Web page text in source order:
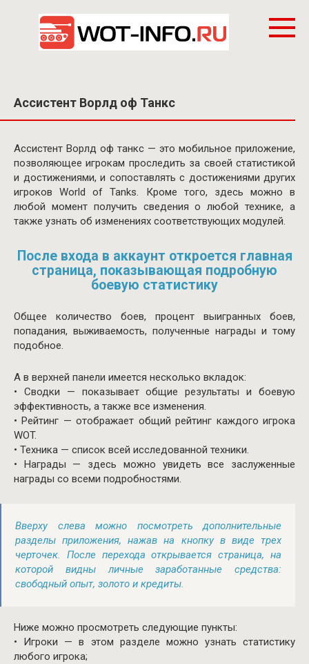
контенту
Ассистент Ворлд оф Танкс
Ассистент Ворлд оф танкс — это мобильное приложение,
позволяющее игрокам проследить за своей статистикой
и достижениями, и сопоставлять с достижениями других
игроков World of Tanks. Кроме того, здесь можно в
любой момент получить сведения о любой технике, а
также узнать об изменениях соответствующих модулей.
После входа в аккаунт откроется главная
страница, показывающая подробную
боевую статистику
Общее количество боев, процент выигранных боев,
попадания, выживаемость, полученные награды и тому
подобное.
А в верхней панели имеется несколько вкладок:
• Сводки — показывает общие результаты и боевую
эффективность, а также все изменения.
• Рейтинг — отображает общий рейтинг каждого игрока
WOT.
• Техника — список всей исследованной техники.
• Награды — здесь можно увидеть все заслуженные
награды со всеми подробностями.
Вверху слева можно посмотреть дополнительные
разделы приложения, нажав на кнопку в виде трех
черточек. После перехода открывается страница, на
которой видны личные заработанные средства:
свободный опыт, золото и кредиты.
Ниже можно просмотреть следующие пункты:
• Игроки — в этом разделе можно узнать статистику
любого игрока;